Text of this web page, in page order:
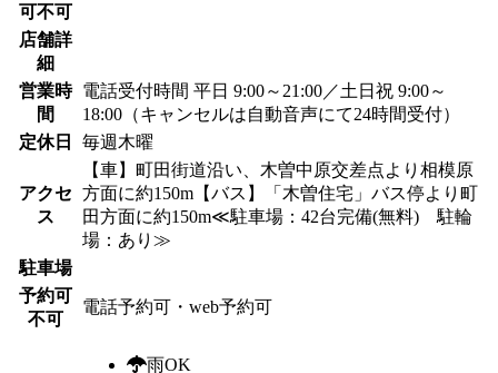
可不可
店舗詳
細
営業時
間
電話受付時間 平日 9:00～21:00／土日祝 9:00～
18:00（キャンセルは自動音声にて24時間受付）
定休日
毎週木曜
アクセ
ス
【車】町田街道沿い、木曽中原交差点より相模原
方面に約150m【バス】「木曽住宅」バス停より町
田方面に約150m≪駐車場：42台完備(無料) 駐輪
場：あり≫
駐車場
予約可
不可
電話予約可・web予約可
雨OK